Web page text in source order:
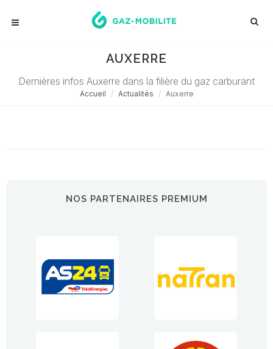
AUXERRE
Dernières infos Auxerre dans la filière du gaz carburant
Accueil Actualités Auxerre
NOS PARTENAIRES PREMIUM